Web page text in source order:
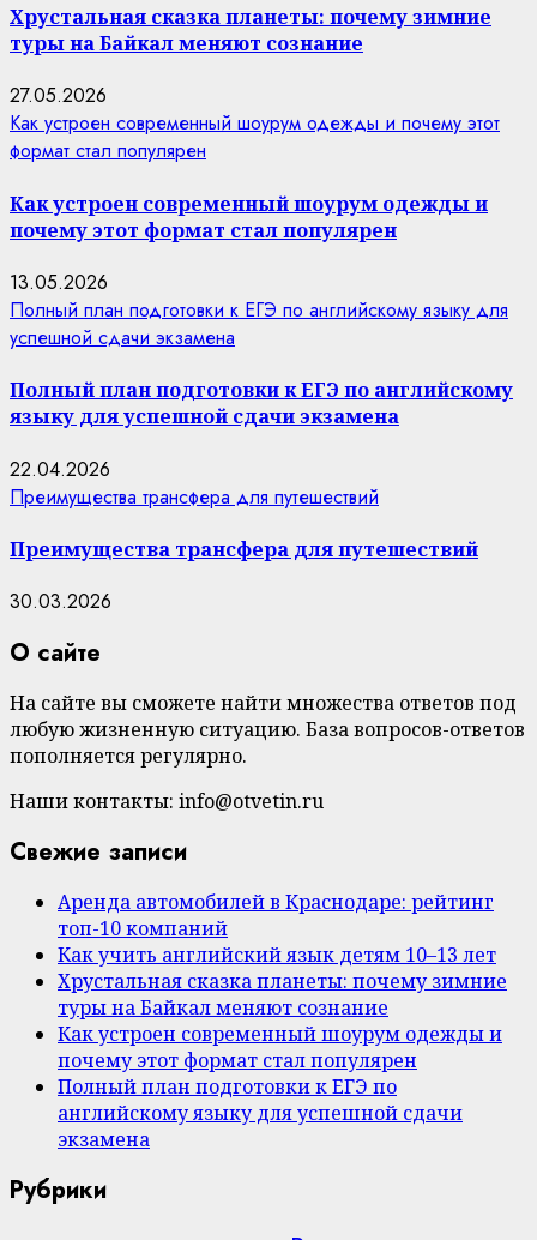
Хрустальная сказка планеты: почему зимние
туры на Байкал меняют сознание
27.05.2026
Как устроен современный шоурум одежды и почему этот
формат стал популярен
Как устроен современный шоурум одежды и
почему этот формат стал популярен
13.05.2026
Полный план подготовки к ЕГЭ по английскому языку для
успешной сдачи экзамена
Полный план подготовки к ЕГЭ по английскому
языку для успешной сдачи экзамена
22.04.2026
Преимущества трансфера для путешествий
Преимущества трансфера для путешествий
30.03.2026
О сайте
На сайте вы сможете найти множества ответов под
любую жизненную ситуацию. База вопросов-ответов
пополняется регулярно.
Наши контакты: info@otvetin.ru
Свежие записи
Аренда автомобилей в Краснодаре: рейтинг
топ-10 компаний
Как учить английский язык детям 10–13 лет
Хрустальная сказка планеты: почему зимние
туры на Байкал меняют сознание
Как устроен современный шоурум одежды и
почему этот формат стал популярен
Полный план подготовки к ЕГЭ по
английскому языку для успешной сдачи
экзамена
Рубрики